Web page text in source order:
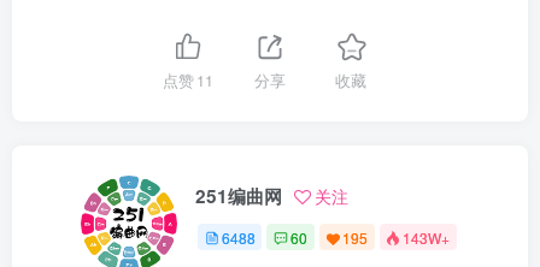
点赞11 分享 收藏
251编曲网 关注
6488 60 195 143W+